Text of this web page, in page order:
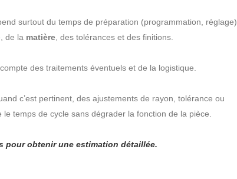
surtout du temps de préparation (programmation, réglage),
de la matière , des tolérances et des finitions.
des traitements éventuels et de la logistique.
c’est pertinent, des ajustements de rayon, tolérance ou
le temps de cycle sans dégrader la fonction de la pièce.
pour obtenir une estimation détaillée.